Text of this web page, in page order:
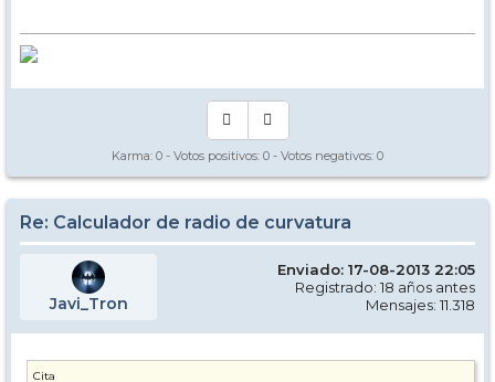
Karma: 0 - Votos positivos: 0 - Votos negativos: 0
Re: Calculador de radio de curvatura
Javi_Tron
Enviado: 17-08-2013 22:05
Registrado: 18 años antes
Mensajes: 11.318
Cita